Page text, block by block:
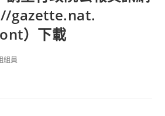
gazette.nat.
）下載
組員